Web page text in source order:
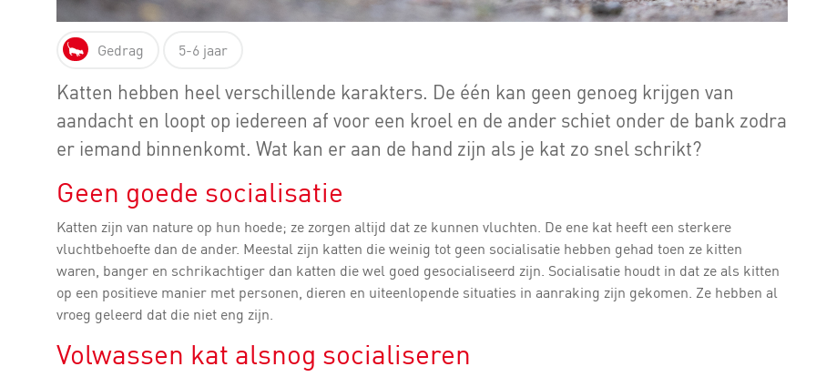
Gedrag 5-6 jaar
Katten hebben heel verschillende karakters. De één kan geen genoeg krijgen van
aandacht en loopt op iedereen af voor een kroel en de ander schiet onder de bank zodra
er iemand binnenkomt. Wat kan er aan de hand zijn als je kat zo snel schrikt?
Geen goede socialisatie
Katten zijn van nature op hun hoede; ze zorgen altijd dat ze kunnen vluchten. De ene kat heeft een sterkere
vluchtbehoefte dan de ander. Meestal zijn katten die weinig tot geen socialisatie hebben gehad toen ze kitten
waren, banger en schrikachtiger dan katten die wel goed gesocialiseerd zijn. Socialisatie houdt in dat ze als kitten
op een positieve manier met personen, dieren en uiteenlopende situaties in aanraking zijn gekomen. Ze hebben al
vroeg geleerd dat die niet eng zijn.
Volwassen kat alsnog socialiseren